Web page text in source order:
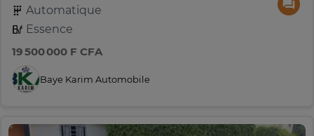
Automatique
Essence
19 500 000 F CFA
Baye Karim Automobile